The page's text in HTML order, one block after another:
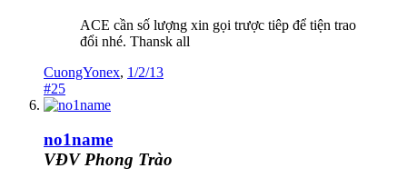
ACE cần số lượng xin gọi trược tiêp để tiện trao
đổi nhé. Thansk all
CuongYonex, 1/2/13
#25
no1name
VĐV Phong Trào